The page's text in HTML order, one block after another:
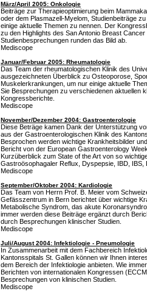
März/April 2005: Onkologie
Beiträge zur Therapieoptimierung beim
oder dem Plasmazell-Myelom, Studienbeiträge
einige aktuelle Themen zu nennen. Der
zu den Highlights des San Antonio Breast
Studienbesprechungen runden das Bild ab.
Mediscope
Januar/Februar 2005: Rheumatologie
Das Team der rheumatologischen Klinik des
ausgezeichneten Überblick zu Osteoporose,
Muskelerkrankungen, um nur einige aktuelle
Sie Besprechungen zu verschiedenen aktuellen
Kongressberichte.
Mediscope
November/Dezember 2004: Gastroenterologie
Diese Beträge kamen Dank der Unterstützung
aus der Gastroenterologischen Klinik des
Besprochen werden wichtige Krankheitsbilder
Bericht von der European Gastroenterology
Kurzüberblick zum State of the Art von so
Gastroösophagaler Reflux, Dyspepsie, IBD, IBS,
Mediscope
September/Oktober 2004: Kardiologie
Das Team von Herrn Prof. B. Meier vom
Gefässzentrum in Bern berichtet über wichtige
Metabolische Syndrom, das akute
immer werden diese Beiträge ergänzt durch
durch Besprechungen klinischer Studien.
Mediscope
Juli/August 2004: Infektiologie - Pneumologie
In Zusammenarbeit mit dem Fachbereich
Kantonsspitals St. Gallen können wir Ihnen
dem Bereich der Infektiologie anbieten. Wie
Berichten von internationalen Kongressen
Besprechungen von klinischen Studien.
Mediscope